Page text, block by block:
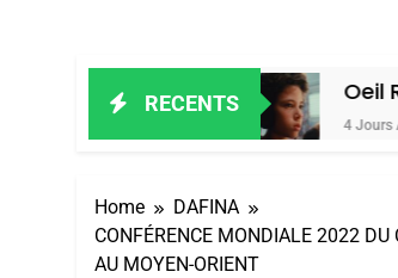
RECENTSOeil Ravageur –
4 Jours Ago
Home
DAFINA
CONFÉRENCE MONDIALE 2022
AU MOYEN-ORIENT